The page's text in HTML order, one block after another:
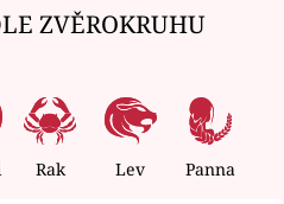
ZVĚROKRUHU
Rak Lev Panna